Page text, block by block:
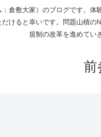
倉敷大家）のブログです。
けると幸いです。問題山積
規制の改革を進めて
前